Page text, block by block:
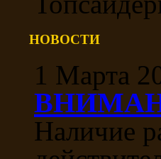
НОВОСТИ
1 Марта
Наличие